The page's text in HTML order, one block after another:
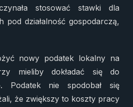
stosować stawki dla
pod działalność gospodarczą,
nowy podatek lokalny na
mieliby dokładać się do
Podatek nie spodobał się
że zwiększy to koszty pracy